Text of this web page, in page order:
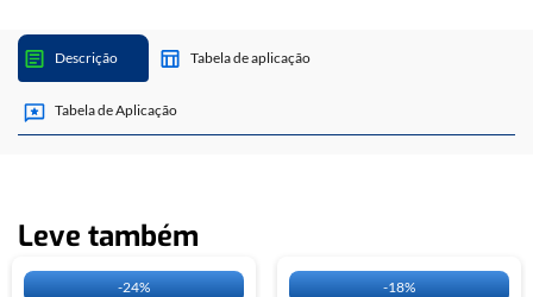
Descrição Tabela de aplicação
Tabela de Aplicação
Leve também
-24% -18%